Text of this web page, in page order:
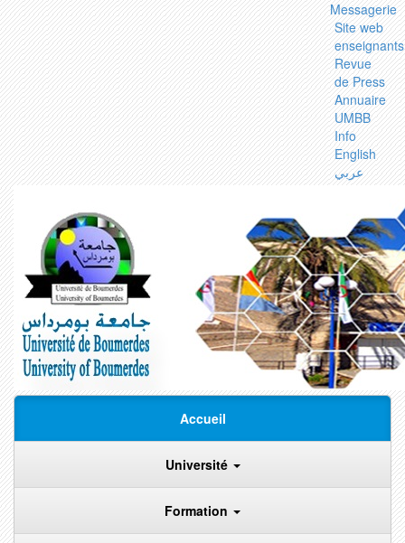
Messagerie
Site web
enseignants
Revue
de Press
Annuaire
UMBB
Info
English
عربي
Accueil
Université
Formation